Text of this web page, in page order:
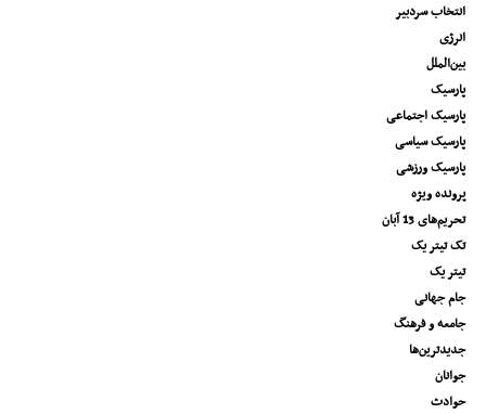
انتخاب سردبیر
انرژی
بین‌الملل
پارسیک
پارسیک اجتماعی
پارسیک سیاسی
پارسیک ورزشی
پرونده ویژه
تحریم‌های 13 آبان
تک تیتر یک
تیتر یک
جام جهانی
جامعه و فرهنگ
جدیدترین‌ها
جوانان
حوادث